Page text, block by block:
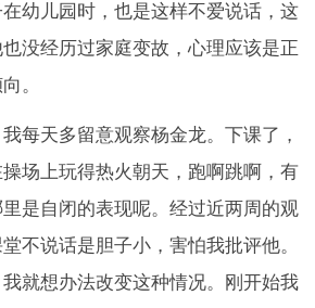
幼儿园时，也是这样不爱说话，这
没经历过家庭变故，心理应该是正
。
每天多留意观察杨金龙。下课了，
场上玩得热火朝天，跑啊跳啊，有
是自闭的表现呢。经过近两周的观
不说话是胆子小，害怕我批评他。
就想办法改变这种情况。刚开始我